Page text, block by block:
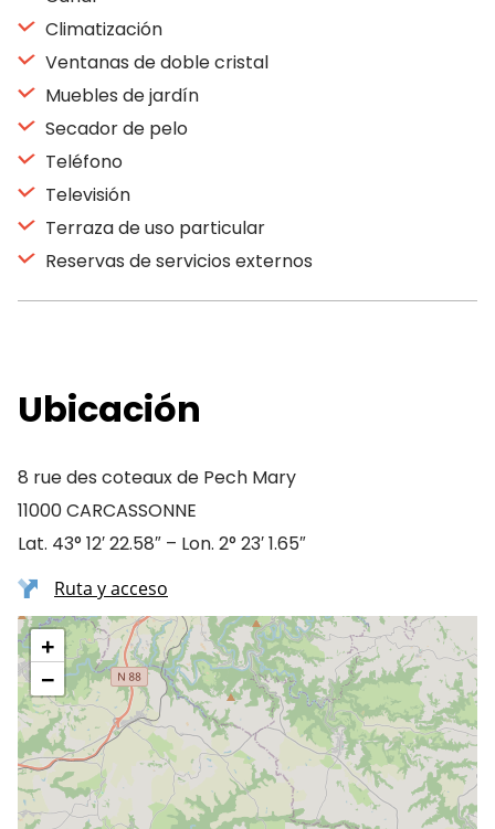
Climatización
Ventanas de doble cristal
Muebles de jardín
Secador de pelo
Teléfono
Televisión
Terraza de uso particular
Reservas de servicios externos
Ubicación
8 rue des coteaux de Pech Mary
11000 CARCASSONNE
Lat. 43° 12′ 22.58″ – Lon. 2° 23′ 1.65″
Ruta y acceso
+
−